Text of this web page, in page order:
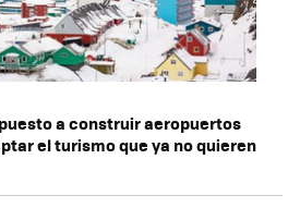
a construir aeropuertos
el turismo que ya no quieren